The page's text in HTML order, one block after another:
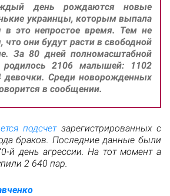
день рождаются новые
украинцы, которым выпала
в это непростое время. Тем не
они будут расти в свободной
За 80 дней полномасштабной
2106 малышей: 1102
девочки. Среди новорожденных
в сообщении.
подсчетзарегистрированных с
браков. Последние данные были
й день агрессии. На тот момент а
2 640 пар.